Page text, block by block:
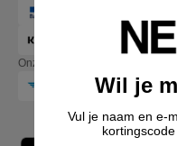
Onze transporteurs
Wil je
Vul je naam en e-